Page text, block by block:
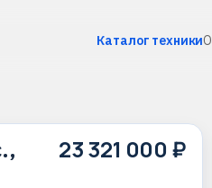
Каталог техники
23 321 000 ₽